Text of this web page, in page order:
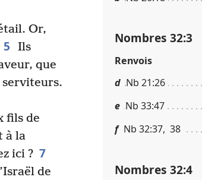
Or,
5
Ils
que
fils de
à la
ici ? 7
de
Nombres 32​:​3
Renvois
d Nb 21​:​26
e Nb 33​:​47
f Nb 32​:​37, 38
Nombres 32​:​4